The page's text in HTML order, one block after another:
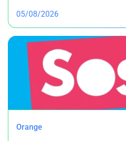
05/08/2026
Orange